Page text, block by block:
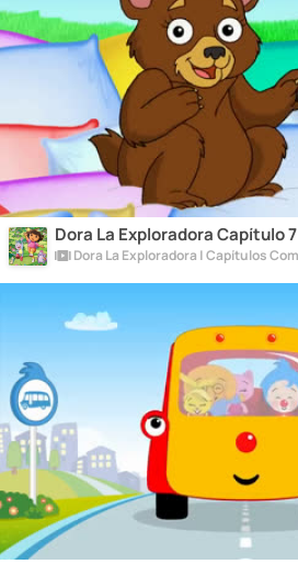
Dora La Exploradora Capítulo 7